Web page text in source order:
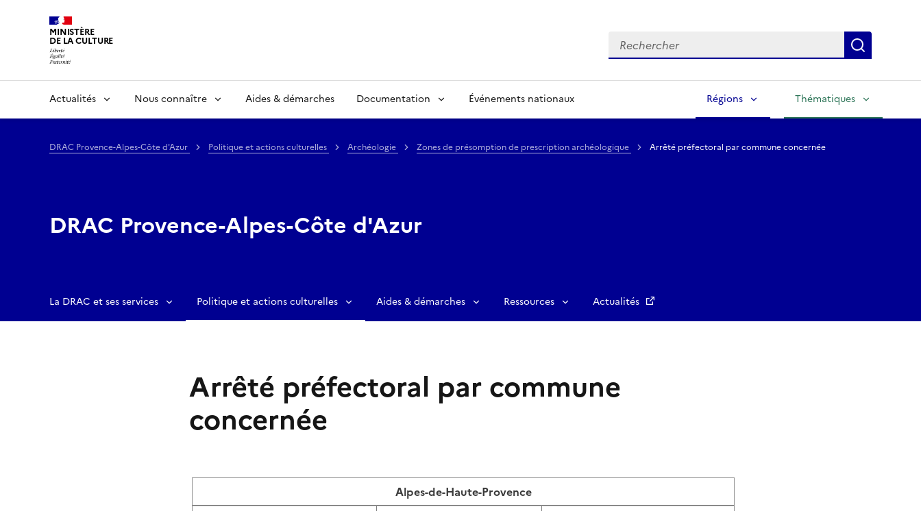
MINISTÈRE
DE LA CULTURE Rechercher
Actualités Nous connaître Aides & démarches Documentation Événements nationaux Régions Thématiques
DRAC Provence-Alpes-Côte d'Azur Politique et actions culturelles Archéologie Zones de présomption de prescription archéologique Arrêté préfectoral par commune concernée
DRAC Provence-Alpes-Côte d'Azur
La DRAC et ses services Politique et actions culturelles Aides & démarches Ressources Actualités
Arrêté préfectoral par commune
concernée
Alpes-de-Haute-Provence